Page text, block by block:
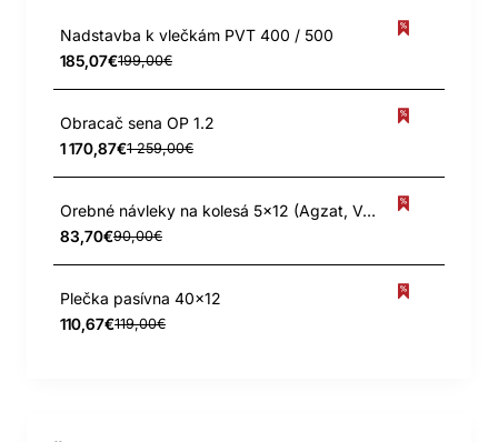
Nadstavba k vlečkám PVT 400 / 500
185,07€199,00€
Obracač sena OP 1.2
1 170,87€1 259,00€
Orebné návleky na kolesá 5x12 (Agzat, Vari)
83,70€90,00€
Plečka pasívna 40x12
110,67€119,00€